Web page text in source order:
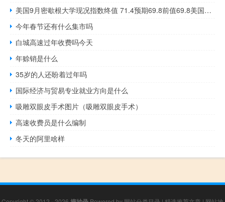
美国9月密歇根大学现况指数终值 71.4预期69.8前值69.8美国9月密歇根大学预期指数终值 66预期66.4前值66.3
今年春节还有什么集市吗
白城高速过年收费吗今天
年赊销是什么
35岁的人还盼着过年吗
国际经济与贸易专业就业方向是什么
吸雕双眼皮手术图片（吸雕双眼皮手术）
高速收费员是什么编制
冬天的阿里啥样